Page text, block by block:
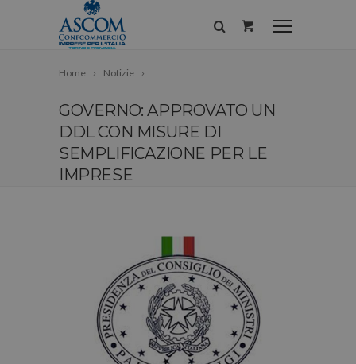
Home Notizie
GOVERNO: APPROVATO UN
DDL CON MISURE DI
SEMPLIFICAZIONE PER LE
IMPRESE